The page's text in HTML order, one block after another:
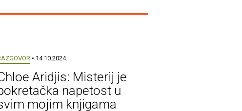
• 14.10.2024.
Aridjis: Misterij je
napetost u
mojim knjigama